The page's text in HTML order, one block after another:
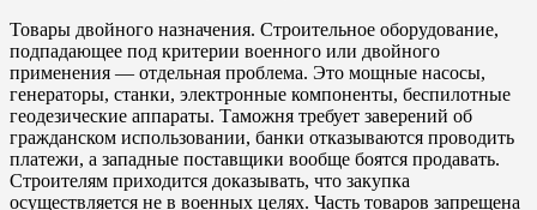
Товары двойного назначения. Строительное оборудование,
подпадающее под критерии военного или двойного
применения — отдельная проблема. Это мощные насосы,
генераторы, станки, электронные компоненты, беспилотные
геодезические аппараты. Таможня требует заверений об
гражданском использовании, банки отказываются проводить
платежи, а западные поставщики вообще боятся продавать.
Строителям приходится доказывать, что закупка
осуществляется не в военных целях. Часть товаров запрещена